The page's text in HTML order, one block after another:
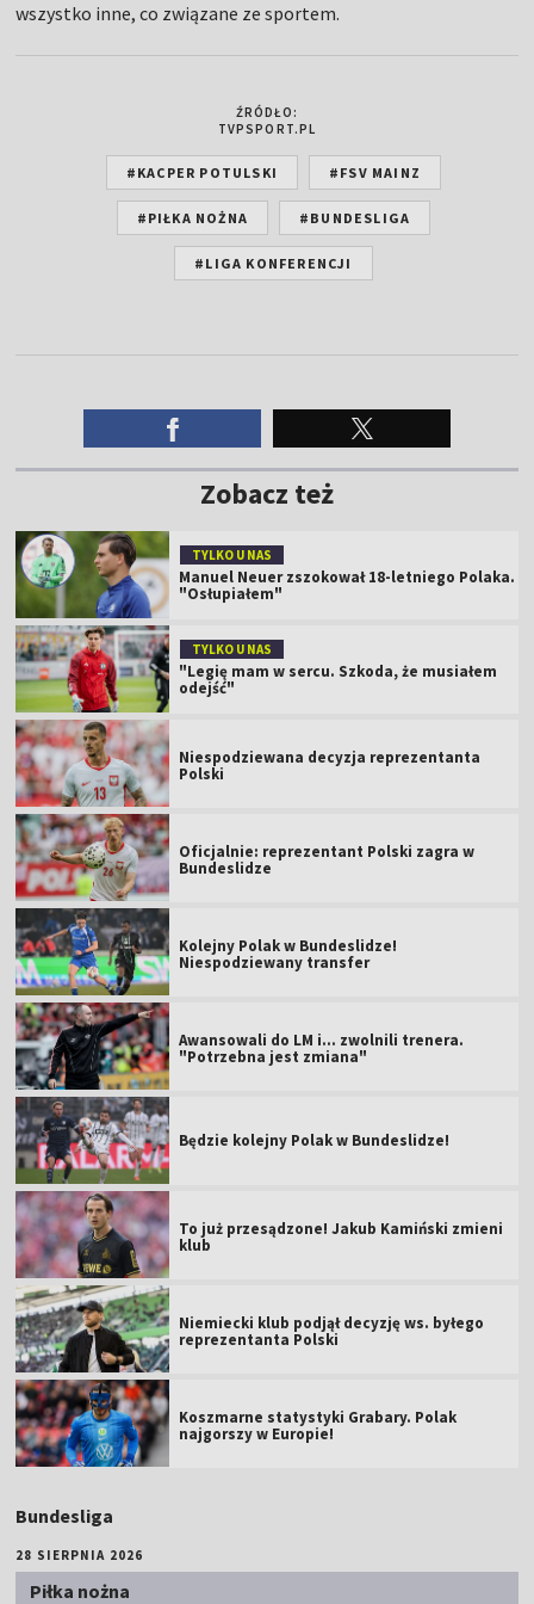
wszystko inne, co związane ze sportem.
ŹRÓDŁO:
TVPSPORT.PL
#KACPER POTULSKI #FSV MAINZ
#PIŁKA NOŻNA #BUNDESLIGA
#LIGA KONFERENCJI
Zobacz też
TYLKO U NAS
Manuel Neuer zszokował 18-letniego Polaka.
"Osłupiałem"
TYLKO U NAS
"Legię mam w sercu. Szkoda, że musiałem
odejść"
Niespodziewana decyzja reprezentanta
Polski
Oficjalnie: reprezentant Polski zagra w
Bundeslidze
Kolejny Polak w Bundeslidze!
Niespodziewany transfer
Awansowali do LM i... zwolnili trenera.
"Potrzebna jest zmiana"
Będzie kolejny Polak w Bundeslidze!
To już przesądzone! Jakub Kamiński zmieni
klub
Niemiecki klub podjął decyzję ws. byłego
reprezentanta Polski
Koszmarne statystyki Grabary. Polak
najgorszy w Europie!
Bundesliga
28 SIERPNIA 2026
Piłka nożna